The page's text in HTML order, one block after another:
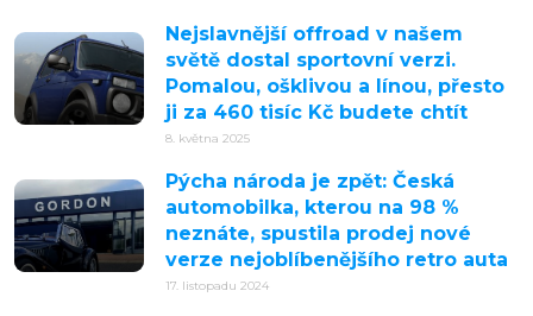
Nejslavnější offroad v našem
světě dostal sportovní verzi.
Pomalou, ošklivou a línou, přesto
ji za 460 tisíc Kč budete chtít
8. května 2025
Pýcha národa je zpět: Česká
automobilka, kterou na 98 %
neznáte, spustila prodej nové
verze nejoblíbenějšího retro auta
17. listopadu 2024